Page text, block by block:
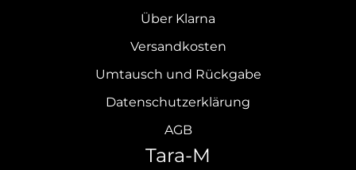
Über Klarna
Versandkosten
Umtausch und Rückgabe
Datenschutzerklärung
AGB
Tara-M